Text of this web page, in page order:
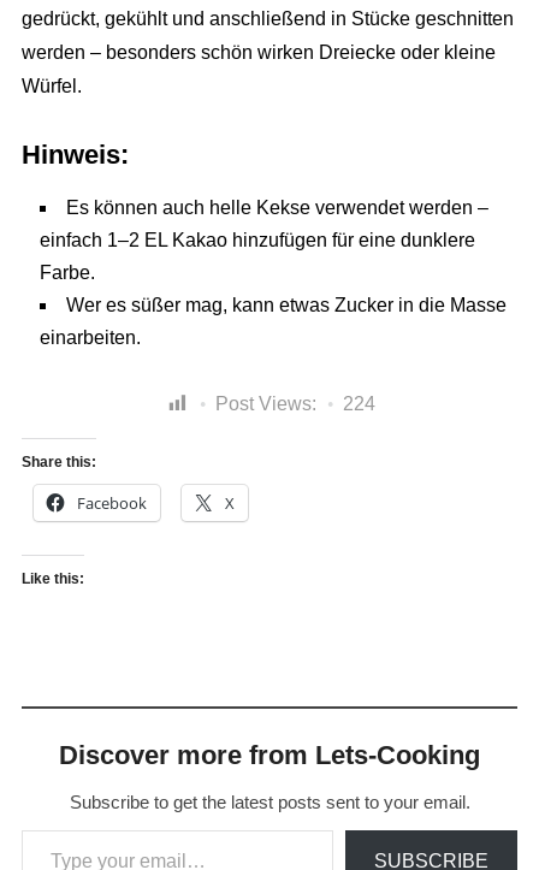
gedrückt, gekühlt und anschließend in Stücke geschnitten
werden – besonders schön wirken Dreiecke oder kleine
Würfel.
Hinweis:
Es können auch helle Kekse verwendet werden –
einfach 1–2 EL Kakao hinzufügen für eine dunklere
Farbe.
Wer es süßer mag, kann etwas Zucker in die Masse
einarbeiten.
Post Views: 224
Share this:
Facebook X
Like this:
Discover more from Lets-Cooking
Subscribe to get the latest posts sent to your email.
Type your email…
SUBSCRIBE